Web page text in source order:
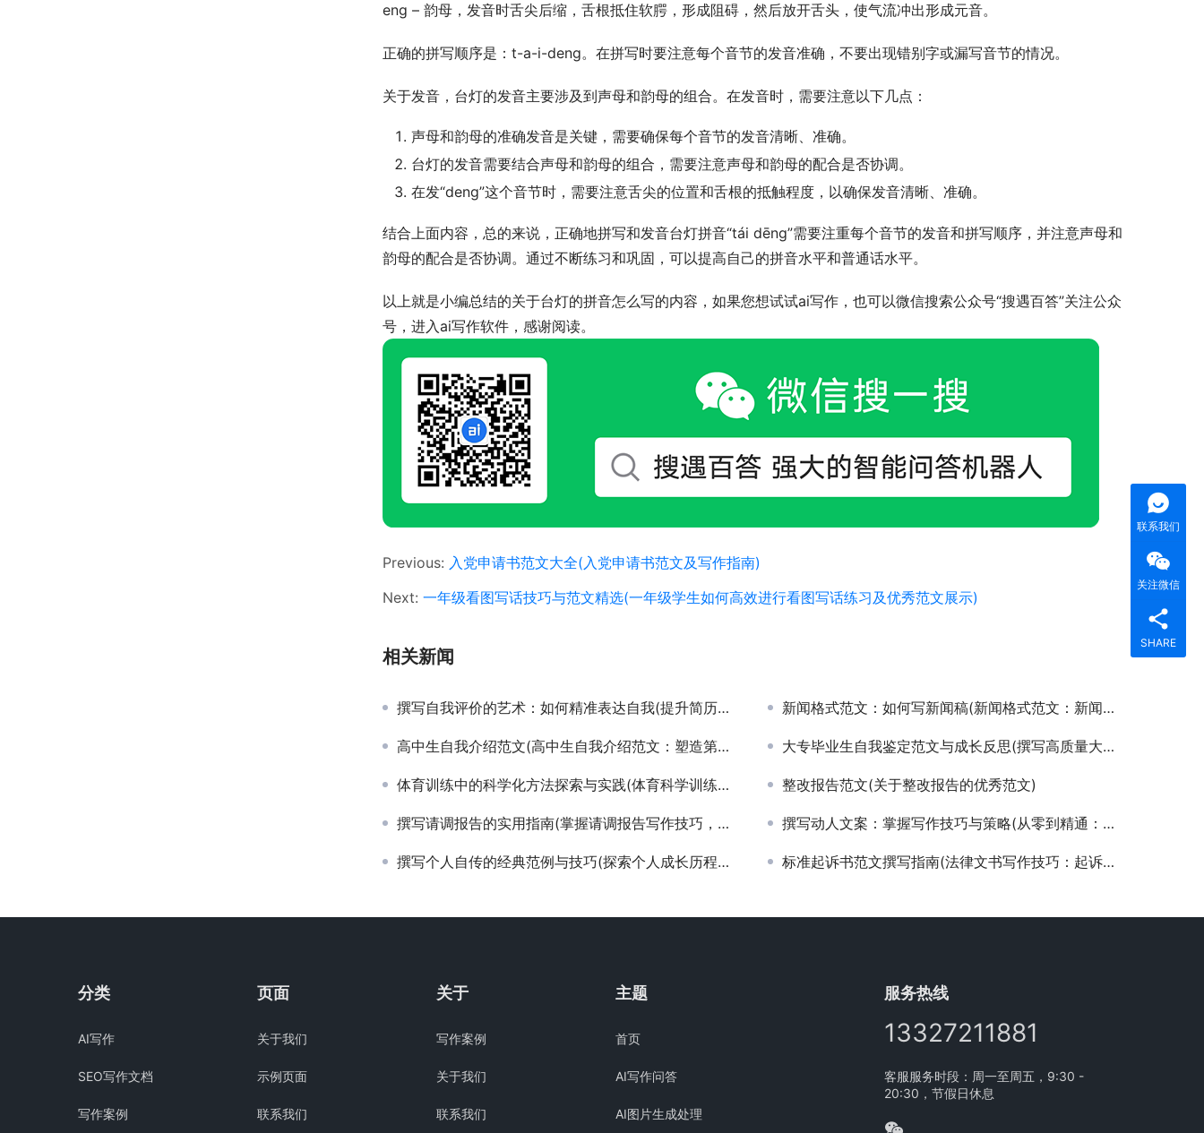
eng – 韵母，发音时舌尖后缩，舌根抵住软腭，形成阻碍，然后放开舌头，使气流冲出形成元音。
正确的拼写顺序是：t-a-i-deng。在拼写时要注意每个音节的发音准确，不要出现错别字或漏写音节的情况。
关于发音，台灯的发音主要涉及到声母和韵母的组合。在发音时，需要注意以下几点：
声母和韵母的准确发音是关键，需要确保每个音节的发音清晰、准确。
台灯的发音需要结合声母和韵母的组合，需要注意声母和韵母的配合是否协调。
在发“deng”这个音节时，需要注意舌尖的位置和舌根的抵触程度，以确保发音清晰、准确。
结合上面内容，总的来说，正确地拼写和发音台灯拼音“tái dēng”需要注重每个音节的发音和拼写顺序，并注意声母和
韵母的配合是否协调。通过不断练习和巩固，可以提高自己的拼音水平和普通话水平。
以上就是小编总结的关于台灯的拼音怎么写的内容，如果您想试试ai写作，也可以微信搜索公众号“搜遇百答”关注公众
号，进入ai写作软件，感谢阅读。
Previous: 入党申请书范文大全(入党申请书范文及写作指南)
Next: 一年级看图写话技巧与范文精选(一年级学生如何高效进行看图写话练习及优秀范文展示)
相关新闻
撰写自我评价的艺术：如何精准表达自我(提升简历质量：有效撰写个人自我评价的长尾技巧) 新闻格式范文：如何写新闻稿(新闻格式范文：新闻稿的写作规范)
高中生自我介绍范文(高中生自我介绍范文：塑造第一印象) 大专毕业生自我鉴定范文与成长反思(撰写高质量大专毕业生自我鉴定报告指南)
体育训练中的科学化方法探索与实践(体育科学训练模式对运动员成绩提升的长效影响分析) 整改报告范文(关于整改报告的优秀范文)
撰写请调报告的实用指南(掌握请调报告写作技巧，提升职场调动成功率) 撰写动人文案：掌握写作技巧与策略(从零到精通：揭秘高效文案创作的秘密步骤与技巧)
撰写个人自传的经典范例与技巧(探索个人成长历程的详细自传写作指南) 标准起诉书范文撰写指南(法律文书写作技巧：起诉书范文详细解析)
分类
AI写作
SEO写作文档
写作案例
页面
关于我们
示例页面
联系我们
关于
写作案例
关于我们
联系我们
主题
首页
AI写作问答
AI图片生成处理
服务热线
13327211881
客服服务时段：周一至周五，9:30 -
20:30，节假日休息
联系我们
关注微信
SHARE